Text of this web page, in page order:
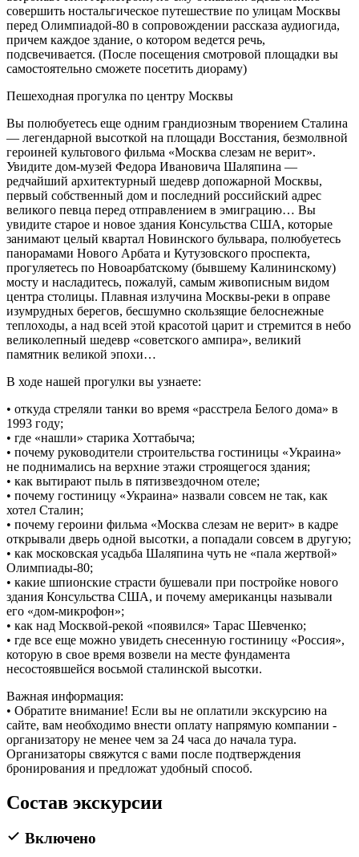
совершить ностальгическое путешествие по улицам Москвы
перед Олимпиадой-80 в сопровождении рассказа аудиогида,
причем каждое здание, о котором ведется речь,
подсвечивается. (После посещения смотровой площадки вы
самостоятельно сможете посетить диораму)
Пешеходная прогулка по центру Москвы
Вы полюбуетесь еще одним грандиозным творением Сталина
— легендарной высоткой на площади Восстания, безмолвной
героиней культового фильма «Москва слезам не верит».
Увидите дом-музей Федора Ивановича Шаляпина —
редчайший архитектурный шедевр допожарной Москвы,
первый собственный дом и последний российский адрес
великого певца перед отправлением в эмиграцию… Вы
увидите старое и новое здания Консульства США, которые
занимают целый квартал Новинского бульвара, полюбуетесь
панорамами Нового Арбата и Кутузовского проспекта,
прогуляетесь по Новоарбатскому (бывшему Калининскому)
мосту и насладитесь, пожалуй, самым живописным видом
центра столицы. Плавная излучина Москвы-реки в оправе
изумрудных берегов, бесшумно скользящие белоснежные
теплоходы, а над всей этой красотой царит и стремится в небо
великолепный шедевр «советского ампира», великий
памятник великой эпохи…
В ходе нашей прогулки вы узнаете:
• откуда стреляли танки во время «расстрела Белого дома» в
1993 году;
• где «нашли» старика Хоттабыча;
• почему руководители строительства гостиницы «Украина»
не поднимались на верхние этажи строящегося здания;
• как вытирают пыль в пятизвездочном отеле;
• почему гостиницу «Украина» назвали совсем не так, как
хотел Сталин;
• почему героини фильма «Москва слезам не верит» в кадре
открывали дверь одной высотки, а попадали совсем в другую;
• как московская усадьба Шаляпина чуть не «пала жертвой»
Олимпиады-80;
• какие шпионские страсти бушевали при постройке нового
здания Консульства США, и почему американцы называли
его «дом-микрофон»;
• как над Москвой-рекой «появился» Тарас Шевченко;
• где все еще можно увидеть снесенную гостиницу «Россия»,
которую в свое время возвели на месте фундамента
несостоявшейся восьмой сталинской высотки.
Важная информация:
• Обратите внимание! Если вы не оплатили экскурсию на
сайте, вам необходимо внести оплату напрямую компании -
организатору не менее чем за 24 часа до начала тура.
Организаторы свяжутся с вами после подтверждения
бронирования и предложат удобный способ.
Состав экскурсии
Включено